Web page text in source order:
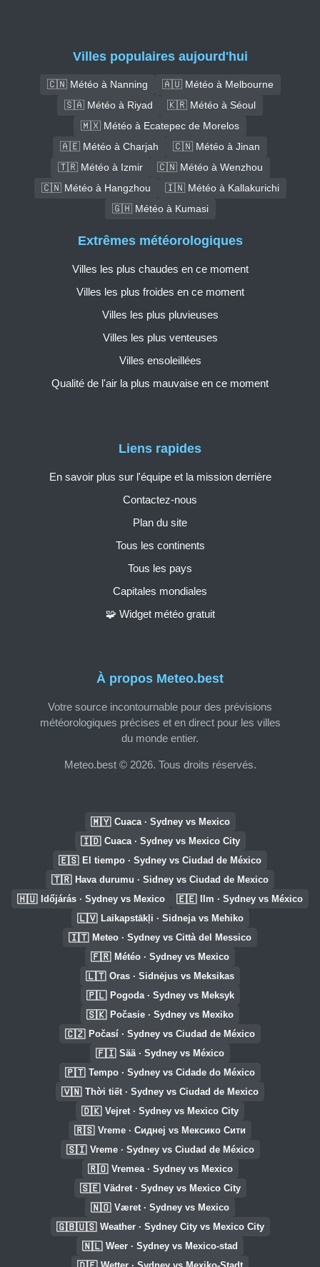
Villes populaires aujourd'hui
🇨🇳 Météo à Nanning
🇦🇺 Météo à Melbourne
🇸🇦 Météo à Riyad
🇰🇷 Météo à Séoul
🇲🇽 Météo à Ecatepec de Morelos
🇦🇪 Météo à Charjah
🇨🇳 Météo à Jinan
🇹🇷 Météo à Izmir
🇨🇳 Météo à Wenzhou
🇨🇳 Météo à Hangzhou
🇮🇳 Météo à Kallakurichi
🇬🇭 Météo à Kumasi
À propos Meteo.best
Votre source incontournable pour des prévisions
météorologiques précises et en direct pour les villes
du monde entier.
Meteo.best © 2026. Tous droits réservés.
Liens rapides
En savoir plus sur l'équipe et la mission derrière
Contactez-nous
Plan du site
Tous les continents
Tous les pays
Capitales mondiales
🧩 Widget météo gratuit
Extrêmes météorologiques
Villes les plus chaudes en ce moment
Villes les plus froides en ce moment
Villes les plus pluvieuses
Villes les plus venteuses
Villes ensoleillées
Qualité de l'air la plus mauvaise en ce moment
🇲🇾 Cuaca · Sydney vs Mexico
🇮🇩 Cuaca · Sydney vs Mexico City
🇪🇸 El tiempo · Sydney vs Ciudad de México
🇹🇷 Hava durumu · Sidney vs Ciudad de Mexico
🇭🇺 Időjárás · Sydney vs Mexico 🇪🇪 Ilm · Sydney vs México
🇱🇻 Laikapstākļi · Sidneja vs Mehiko
🇮🇹 Meteo · Sydney vs Città del Messico
🇫🇷 Météo · Sydney vs Mexico
🇱🇹 Oras · Sidnėjus vs Meksikas
🇵🇱 Pogoda · Sydney vs Meksyk
🇸🇰 Počasie · Sydney vs Mexiko
🇨🇿 Počasí · Sydney vs Ciudad de México
🇫🇮 Sää · Sydney vs México
🇵🇹 Tempo · Sydney vs Cidade do México
🇻🇳 Thời tiết · Sydney vs Ciudad de Mexico
🇩🇰 Vejret · Sydney vs Mexico City
🇷🇸 Vreme · Сиднеј vs Мексико Сити
🇸🇮 Vreme · Sydney vs Ciudad de México
🇷🇴 Vremea · Sydney vs Mexico
🇸🇪 Vädret · Sydney vs Mexico City
🇳🇴 Været · Sydney vs Mexico
🇬🇧🇺🇸 Weather · Sydney City vs Mexico City
🇳🇱 Weer · Sydney vs Mexico-stad